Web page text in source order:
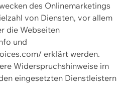
des Onlinemarketings
von Diensten, vor allem
die Webseiten
und
erklärt werden.
Widerspruchshinweise im
eingesetzten Dienstleistern